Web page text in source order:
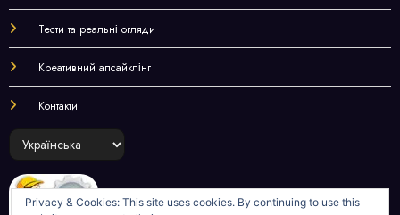
Тести та реальні огляди
Креативний апсайклінг
Контакти
Choose
Privacy & Cookies: This site uses cookies. By continuing to use this